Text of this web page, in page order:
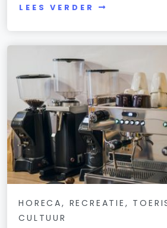
LEES VERDER
HORECA, RECREATIE,
CULTUUR